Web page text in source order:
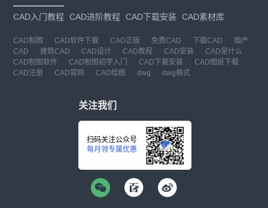
CAD入门教程 CAD进阶教程 CAD下载安装 CAD素材库
CAD制图 CAD软件下载 CAD正版 免费CAD 下载CAD
国产
CAD
建筑CAD CAD设计 CAD教程 CAD安装
CAD是什么
CAD制图软件
CAD制图初学入门 CAD下载安装
CAD图纸下载
CAD注册
CAD官网 CAD绘图 dwg dwg格式
关注我们
扫码关注公众号
每月领专属优惠